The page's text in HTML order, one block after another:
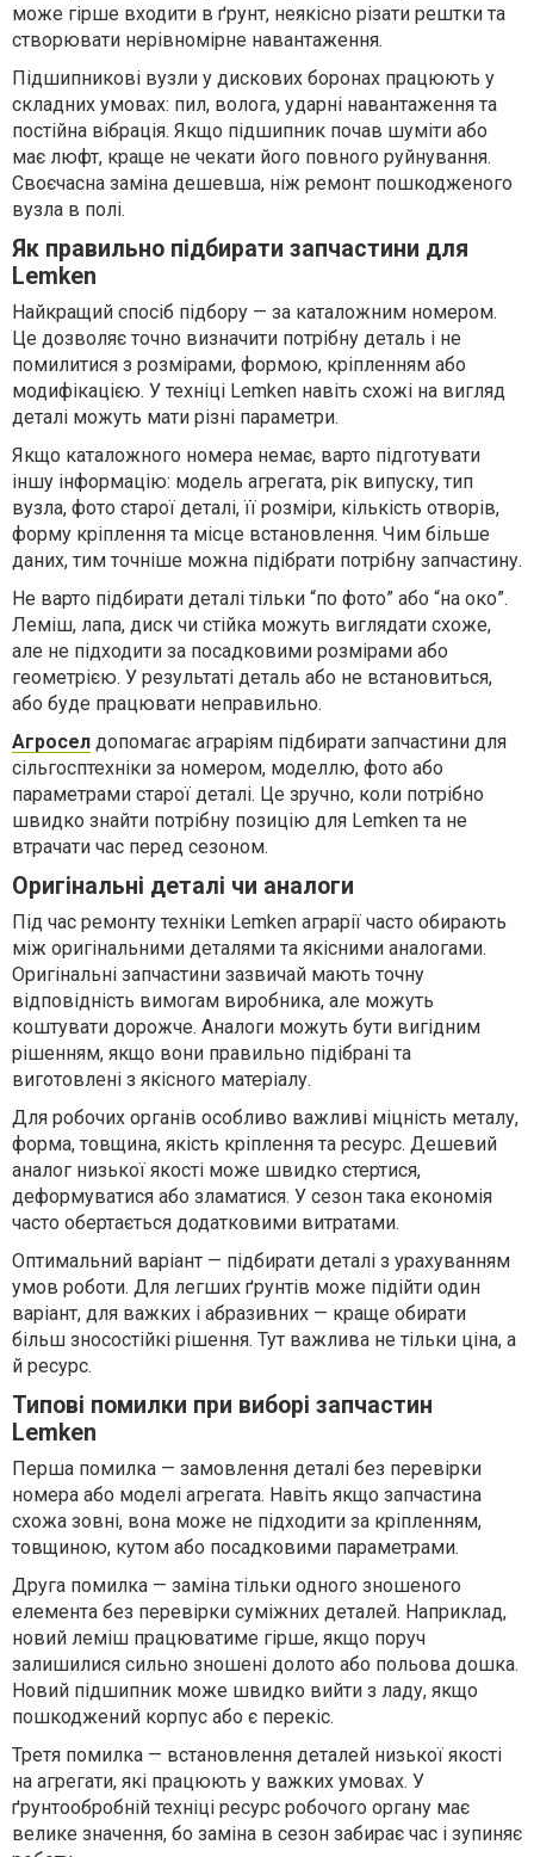
може гірше входити в ґрунт, неякісно різати рештки та
створювати нерівномірне навантаження.
Підшипникові вузли у дискових боронах працюють у
складних умовах: пил, волога, ударні навантаження та
постійна вібрація. Якщо підшипник почав шуміти або
має люфт, краще не чекати його повного руйнування.
Своєчасна заміна дешевша, ніж ремонт пошкодженого
вузла в полі.
Як правильно підбирати запчастини для
Lemken
Найкращий спосіб підбору — за каталожним номером.
Це дозволяє точно визначити потрібну деталь і не
помилитися з розмірами, формою, кріпленням або
модифікацією. У техніці Lemken навіть схожі на вигляд
деталі можуть мати різні параметри.
Якщо каталожного номера немає, варто підготувати
іншу інформацію: модель агрегата, рік випуску, тип
вузла, фото старої деталі, її розміри, кількість отворів,
форму кріплення та місце встановлення. Чим більше
даних, тим точніше можна підібрати потрібну запчастину.
Не варто підбирати деталі тільки “по фото” або “на око”.
Леміш, лапа, диск чи стійка можуть виглядати схоже,
але не підходити за посадковими розмірами або
геометрією. У результаті деталь або не встановиться,
або буде працювати неправильно.
Агросел допомагає аграріям підбирати запчастини для
сільгосптехніки за номером, моделлю, фото або
параметрами старої деталі. Це зручно, коли потрібно
швидко знайти потрібну позицію для Lemken та не
втрачати час перед сезоном.
Оригінальні деталі чи аналоги
Під час ремонту техніки Lemken аграрії часто обирають
між оригінальними деталями та якісними аналогами.
Оригінальні запчастини зазвичай мають точну
відповідність вимогам виробника, але можуть
коштувати дорожче. Аналоги можуть бути вигідним
рішенням, якщо вони правильно підібрані та
виготовлені з якісного матеріалу.
Для робочих органів особливо важливі міцність металу,
форма, товщина, якість кріплення та ресурс. Дешевий
аналог низької якості може швидко стертися,
деформуватися або зламатися. У сезон така економія
часто обертається додатковими витратами.
Оптимальний варіант — підбирати деталі з урахуванням
умов роботи. Для легших ґрунтів може підійти один
варіант, для важких і абразивних — краще обирати
більш зносостійкі рішення. Тут важлива не тільки ціна, а
й ресурс.
Типові помилки при виборі запчастин
Lemken
Перша помилка — замовлення деталі без перевірки
номера або моделі агрегата. Навіть якщо запчастина
схожа зовні, вона може не підходити за кріпленням,
товщиною, кутом або посадковими параметрами.
Друга помилка — заміна тільки одного зношеного
елемента без перевірки суміжних деталей. Наприклад,
новий леміш працюватиме гірше, якщо поруч
залишилися сильно зношені долото або польова дошка.
Новий підшипник може швидко вийти з ладу, якщо
пошкоджений корпус або є перекіс.
Третя помилка — встановлення деталей низької якості
на агрегати, які працюють у важких умовах. У
ґрунтообробній техніці ресурс робочого органу має
велике значення, бо заміна в сезон забирає час і зупиняє